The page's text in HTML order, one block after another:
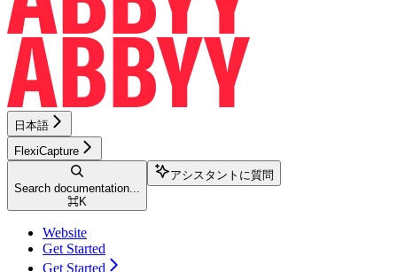
日本語
FlexiCapture
Search documentation...
⌘K
アシスタントに質問
Website
Get Started
Get Started